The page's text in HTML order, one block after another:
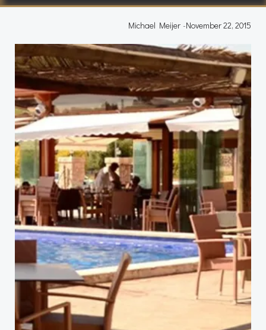
Michael Meijer -November 22, 2015